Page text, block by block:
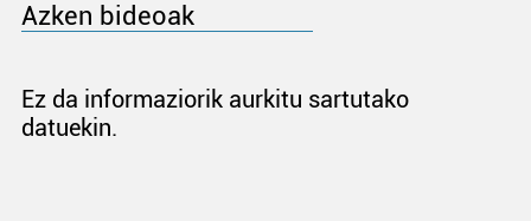
Azken bideoak
Ez da informaziorik aurkitu sartutako
datuekin.